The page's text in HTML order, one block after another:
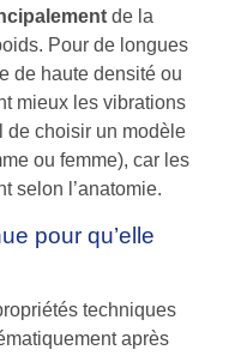
de la
Pour de longues
de haute densité ou
mieux les vibrations
de choisir un modèle
ou femme), car les
selon l’anatomie.
pour qu’elle
techniques
après